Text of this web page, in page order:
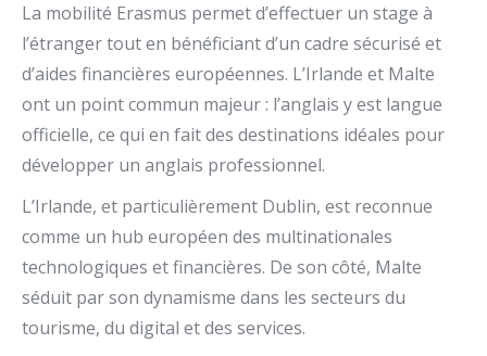
La mobilité Erasmus permet d’effectuer un stage à
l’étranger tout en bénéficiant d’un cadre sécurisé et
d’aides financières européennes. L’Irlande et Malte
ont un point commun majeur : l’anglais y est langue
officielle, ce qui en fait des destinations idéales pour
développer un anglais professionnel.
L’Irlande, et particulièrement Dublin, est reconnue
comme un hub européen des multinationales
technologiques et financières. De son côté, Malte
séduit par son dynamisme dans les secteurs du
tourisme, du digital et des services.